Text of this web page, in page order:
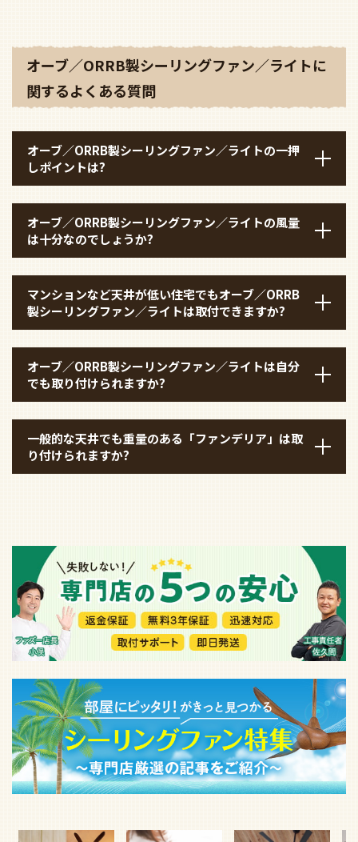
オーブ／ORRB製シーリングファン／ライトに
関するよくある質問
オーブ／ORRB製シーリングファン／ライトの一押
しポイントは?
オーブ／ORRB製シーリングファン／ライトの風量
は十分なのでしょうか?
マンションなど天井が低い住宅でもオーブ／ORRB
製シーリングファン／ライトは取付できますか?
オーブ／ORRB製シーリングファン／ライトは自分
でも取り付けられますか?
一般的な天井でも重量のある「ファンデリア」は取
り付けられますか?